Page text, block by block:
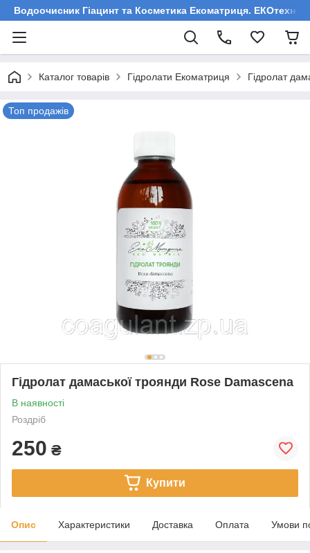
Водоочисник Гіацинт та Косметика Екоматриця.
Каталог товарів Гідролати Екоматриця Гідролат
Топ продажів
Гідролат дамаської троянди Rose Damascena
В наявності
Роздріб
250 ₴
Купити
Опис Характеристики Доставка Оплата Умови